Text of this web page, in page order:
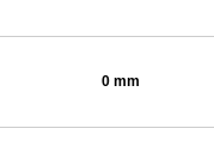
0 mm